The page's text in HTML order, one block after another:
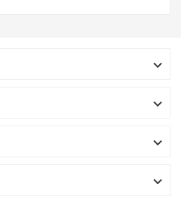



